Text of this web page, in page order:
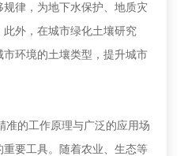
律，为地下水保护、地质灾
外，在城市绿化土壤研究
环境的土壤类型，提升城市
的工作原理与广泛的应用场
要工具。随着农业、生态等